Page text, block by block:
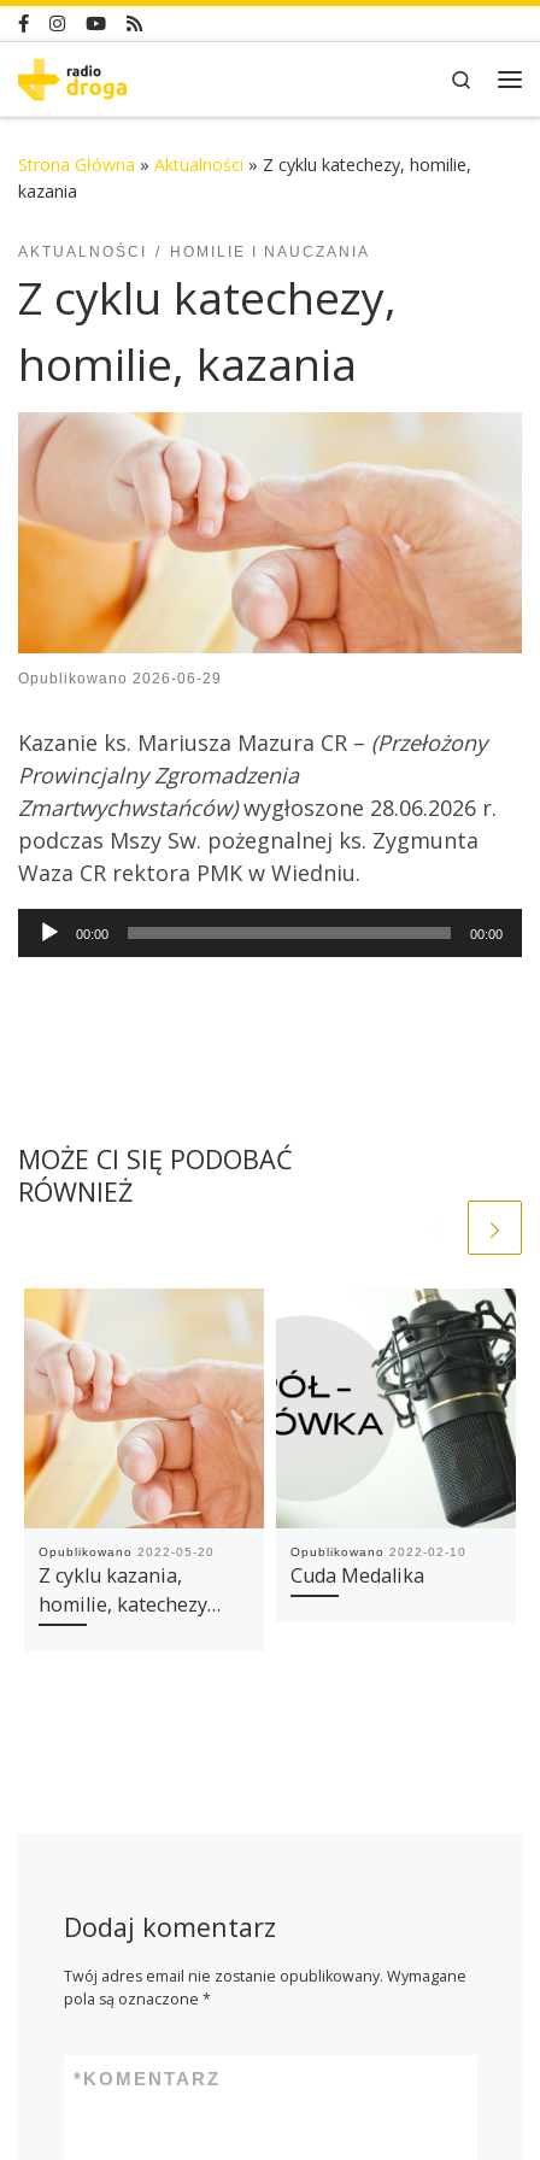
Skip to content
Search
Strona Główna » Aktualności » Z cyklu katechezy, homilie,
kazania
AKTUALNOŚCI HOMILIE I NAUCZANIA
Z cyklu katechezy,
homilie, kazania
Opublikowano 2026-06-29
Kazanie ks. Mariusza Mazura CR – (Przełożony
Prowincjalny Zgromadzenia
Zmartwychwstańców)wygłoszone 28.06.2026 r.
podczas Mszy Sw. pożegnalnej ks. Zygmunta
Waza CR rektora PMK w Wiedniu.
Audio
Player
00:00 00:00
MOŻE CI SIĘ PODOBAĆ
RÓWNIEŻ
Opublikowano 2022-05-20
Z cyklu kazania,
homilie, katechezy…
Opublikowano 2022-02-10
Cuda Medalika
Dodaj komentarz
Twój adres email nie zostanie opublikowany. Wymagane
pola są oznaczone *
KOMENTARZ
*